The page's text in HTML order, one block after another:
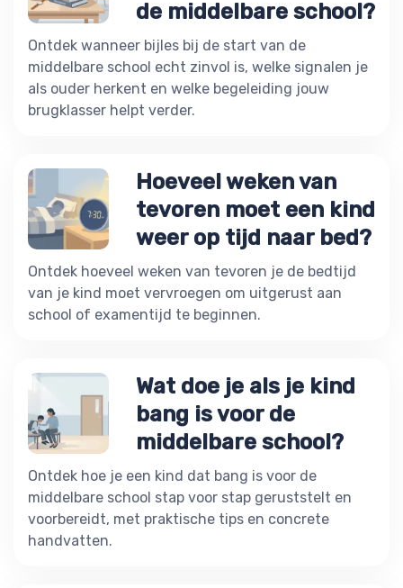
de middelbare school?
Ontdek wanneer bijles bij de start van de
middelbare school echt zinvol is, welke signalen je
als ouder herkent en welke begeleiding jouw
brugklasser helpt verder.
Hoeveel weken van
tevoren moet een kind
weer op tijd naar bed?
Ontdek hoeveel weken van tevoren je de bedtijd
van je kind moet vervroegen om uitgerust aan
school of examentijd te beginnen.
Wat doe je als je kind
bang is voor de
middelbare school?
Ontdek hoe je een kind dat bang is voor de
middelbare school stap voor stap geruststelt en
voorbereidt, met praktische tips en concrete
handvatten.